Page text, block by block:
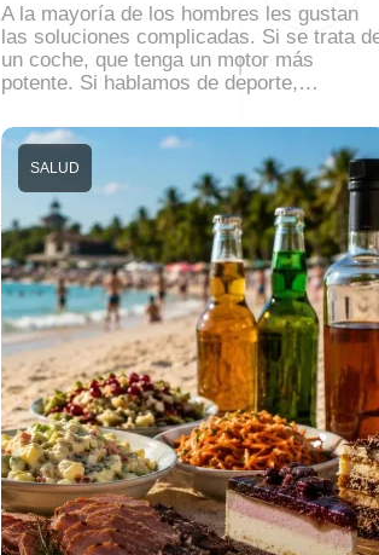
A la mayoría de los hombres les gustan
las soluciones complicadas. Si se trata
un coche, que tenga un motor más
potente. Si hablamos de deporte,…
SALUD